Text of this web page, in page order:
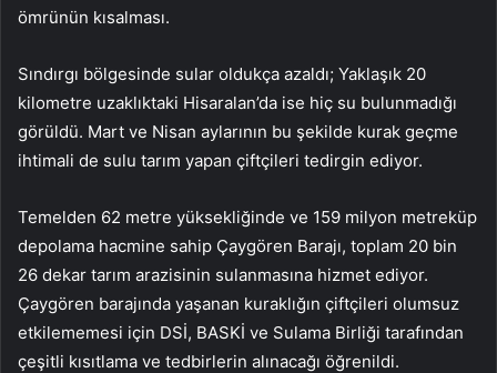
ömrünün kısalması.
Sındırgı bölgesinde sular oldukça azaldı; Yaklaşık 20
kilometre uzaklıktaki Hisaralan’da ise hiç su bulunmadığı
görüldü. Mart ve Nisan aylarının bu şekilde kurak geçme
ihtimali de sulu tarım yapan çiftçileri tedirgin ediyor.
Temelden 62 metre yüksekliğinde ve 159 milyon metreküp
depolama hacmine sahip Çaygören Barajı, toplam 20 bin
26 dekar tarım arazisinin sulanmasına hizmet ediyor.
Çaygören barajında ​​yaşanan kuraklığın çiftçileri olumsuz
etkilememesi için DSİ, BASKİ ve Sulama Birliği tarafından
çeşitli kısıtlama ve tedbirlerin alınacağı öğrenildi.